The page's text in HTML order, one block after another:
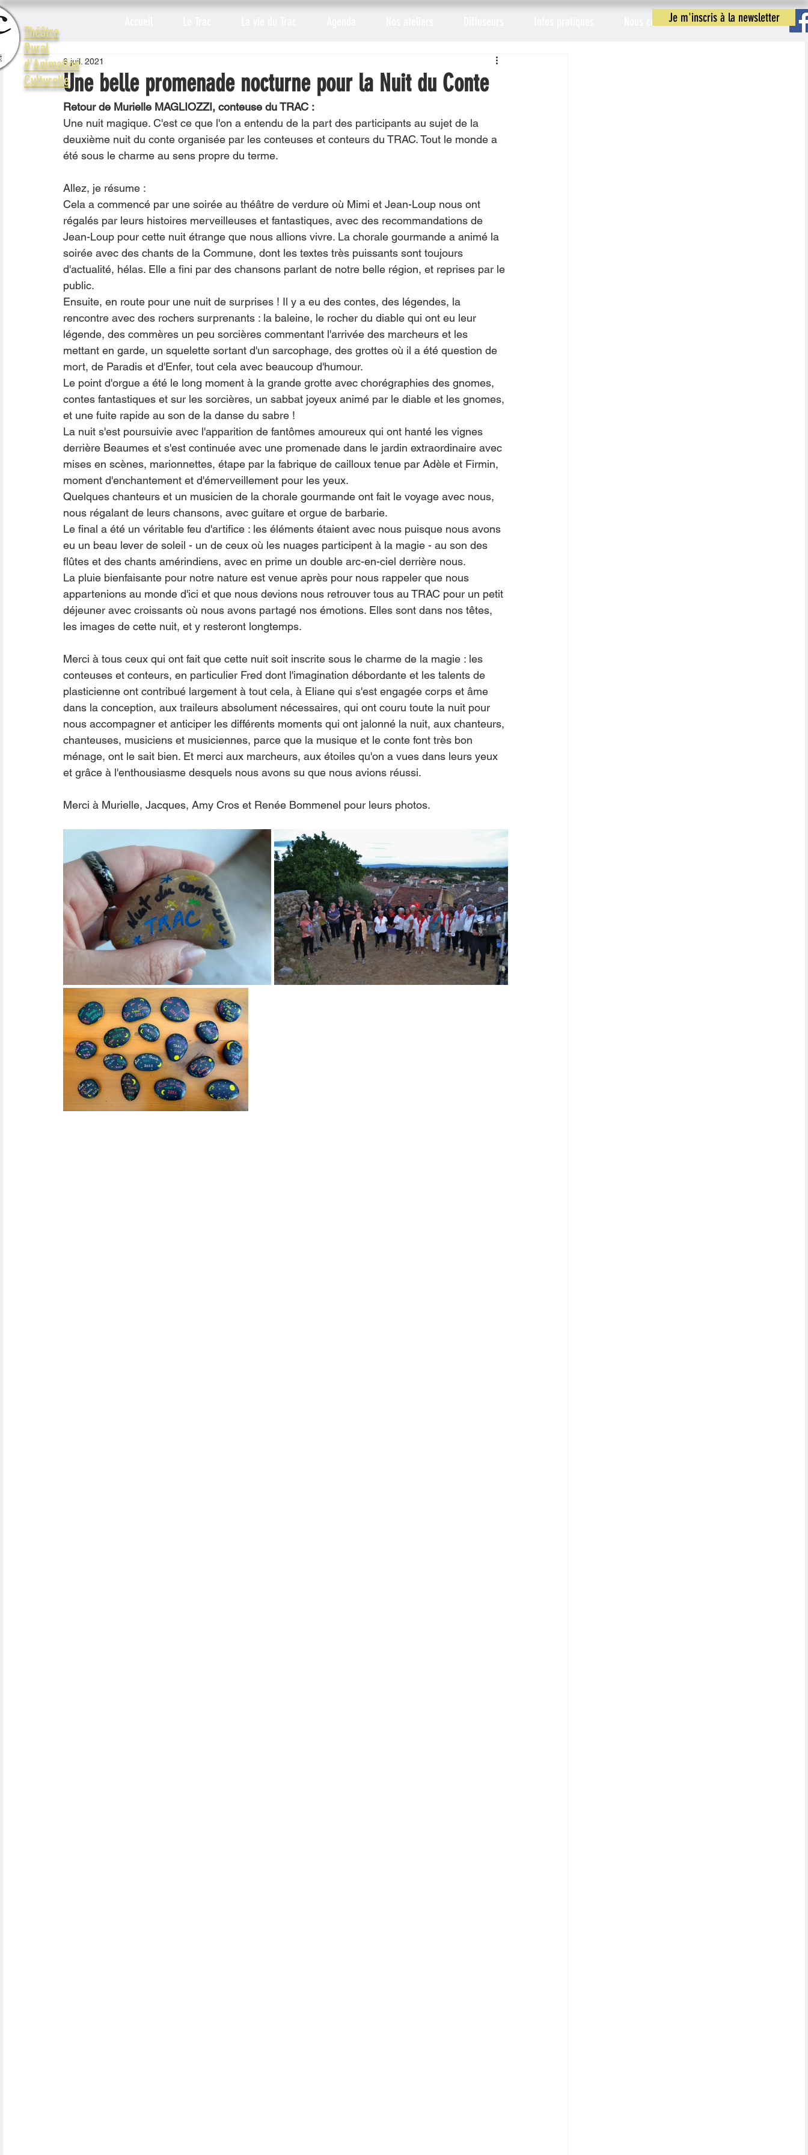
Je m'inscris à la newsletter
Nous contacter
Une belle promenade nocturne pour la Nuit du Conte
6 juil. 2021
Retour de Murielle MAGLIOZZI, conteuse du TRAC :
Une nuit magique. C'est ce que l'on a entendu de la part des participants au sujet de la
deuxième nuit du conte organisée par les conteuses et conteurs du TRAC. Tout le monde a
été sous le charme au sens propre du terme.
Allez, je résume :
Cela a commencé par une soirée au théâtre de verdure où Mimi et Jean-Loup nous ont
régalés par leurs histoires merveilleuses et fantastiques, avec des recommandations de
Jean-Loup pour cette nuit étrange que nous allions vivre. La chorale gourmande a animé la
soirée avec des chants de la Commune, dont les textes très puissants sont toujours
d'actualité, hélas. Elle a fini par des chansons parlant de notre belle région, et reprises par le
public.
Ensuite, en route pour une nuit de surprises ! Il y a eu des contes, des légendes, la
rencontre avec des rochers surprenants : la baleine, le rocher du diable qui ont eu leur
légende, des commères un peu sorcières commentant l'arrivée des marcheurs et les
mettant en garde, un squelette sortant d'un sarcophage, des grottes où il a été question de
mort, de Paradis et d'Enfer, tout cela avec beaucoup d'humour.
Le point d'orgue a été le long moment à la grande grotte avec chorégraphies des gnomes,
contes fantastiques et sur les sorcières, un sabbat joyeux animé par le diable et les gnomes,
et une fuite rapide au son de la danse du sabre !
La nuit s'est poursuivie avec l'apparition de fantômes amoureux qui ont hanté les vignes
derrière Beaumes et s'est continuée avec une promenade dans le jardin extraordinaire avec
mises en scènes, marionnettes, étape par la fabrique de cailloux tenue par Adèle et Firmin,
moment d'enchantement et d'émerveillement pour les yeux.
Quelques chanteurs et un musicien de la chorale gourmande ont fait le voyage avec nous,
nous régalant de leurs chansons, avec guitare et orgue de barbarie.
Le final a été un véritable feu d'artifice : les éléments étaient avec nous puisque nous avons
eu un beau lever de soleil - un de ceux où les nuages participent à la magie - au son des
flûtes et des chants amérindiens, avec en prime un double arc-en-ciel derrière nous.
La pluie bienfaisante pour notre nature est venue après pour nous rappeler que nous
appartenions au monde d'ici et que nous devions nous retrouver tous au TRAC pour un petit
déjeuner avec croissants où nous avons partagé nos émotions. Elles sont dans nos têtes,
les images de cette nuit, et y resteront longtemps.
Merci à tous ceux qui ont fait que cette nuit soit inscrite sous le charme de la magie : les
conteuses et conteurs, en particulier Fred dont l'imagination débordante et les talents de
plasticienne ont contribué largement à tout cela, à Eliane qui s'est engagée corps et âme
dans la conception, aux traileurs absolument nécessaires, qui ont couru toute la nuit pour
nous accompagner et anticiper les différents moments qui ont jalonné la nuit, aux chanteurs,
chanteuses, musiciens et musiciennes, parce que la musique et le conte font très bon
ménage, ont le sait bien. Et merci aux marcheurs, aux étoiles qu'on a vues dans leurs yeux
et grâce à l'enthousiasme desquels nous avons su que nous avions réussi.
Merci à Murielle, Jacques, Amy Cros et Renée Bommenel pour leurs photos.
Théâtre
Rural
d'Animation
Culturelle